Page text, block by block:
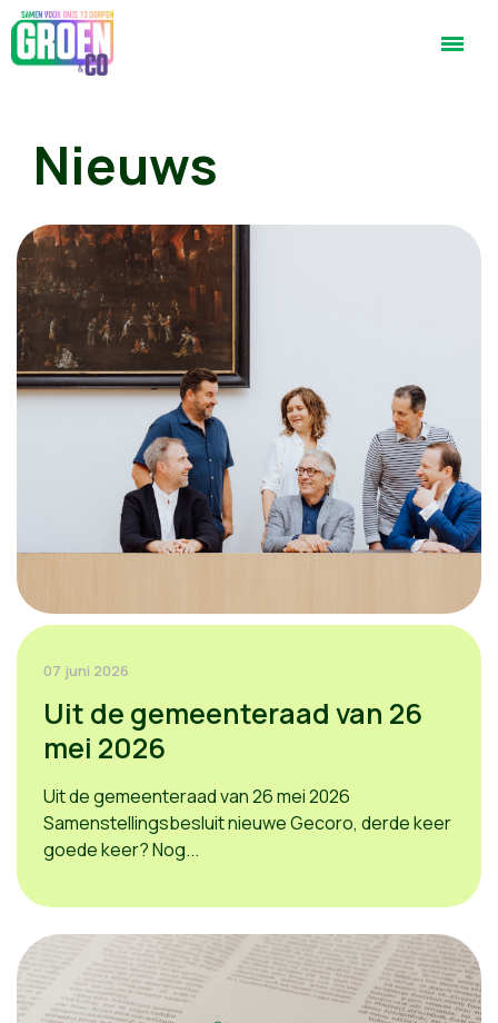
Nieuws
07 juni 2026
Uit de gemeenteraad van 26
mei 2026
Uit de gemeenteraad van 26 mei 2026
Samenstellingsbesluit nieuwe Gecoro, derde keer
goede keer? Nog...